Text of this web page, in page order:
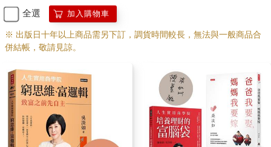
全選 加入購物車
※ 出版日十年以上商品需另下訂，調貨時間較長，無法與一般商品合
併結帳，敬請見諒。